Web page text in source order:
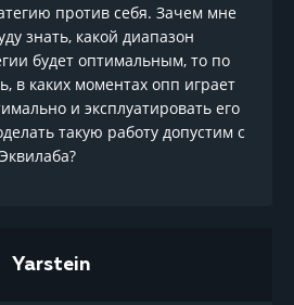
против себя. Зачем мне
знать, какой диапазон
будет оптимальным, то по
в каких моментах опп играет
и эксплуатировать его
такую работу допустим с
Yarstein